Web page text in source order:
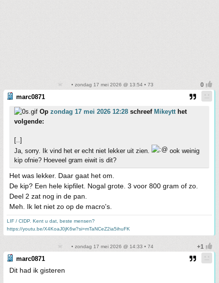
• zondag 17 mei 2026 @ 13:54 • 73
marc0871
Op zondag 17 mei 2026 12:28 schreef Mikeytt het
volgende:
[..]
Ja, sorry. Ik vind het er echt niet lekker uit zien.
ook weinig
kip ofnie? Hoeveel gram eiwit is dit?
Het was lekker. Daar gaat het om.
De kip? Een hele kipfilet. Nogal grote. 3 voor 800 gram of zo.
Deel 2 zat nog in de pan.
Meh. Ik let niet zo op de macro's.
LIF / CIDP. Kent u dat, beste mensen?
https://youtu.be/X4KoaJ0jK6w?si=mTaNCeZ2ia5ihuFK
• zondag 17 mei 2026 @ 14:33 • 74
marc0871
Dit had ik gisteren